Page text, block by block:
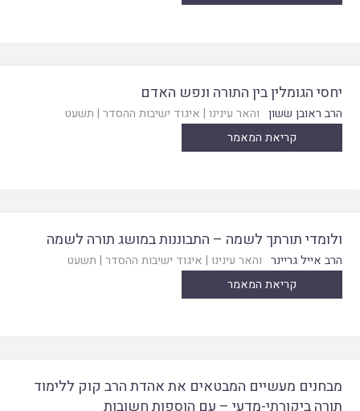
יחסי הגומלין בין התורה ונפש האדם
הרב ראובן ששון והאר עינינו | איגוד ישיבות ההסדר | תשעט
קריאת המאמר
ולומדי תורתך לשמה – התבוננות במושג תורה לשמה
הרב אייל גריינר והאר עינינו | איגוד ישיבות ההסדר | תשעט
קריאת המאמר
מבחנים מעשיים המבטאים את אהדת הרב קוק ללימוד
תורה ביקורתי-מדעי – עם הוספות חשובות